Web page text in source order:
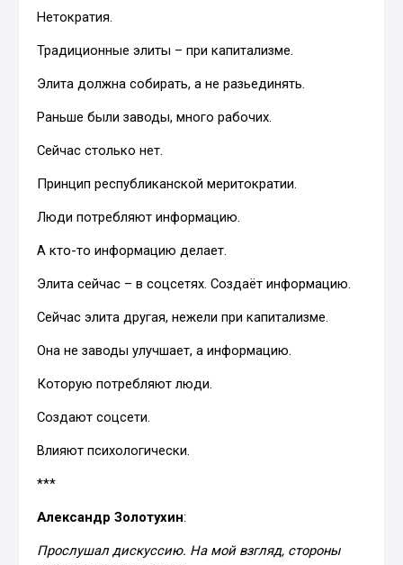
Нетократия.
Традиционные элиты – при капитализме.
Элита должна собирать, а не разьединять.
Раньше были заводы, много рабочих.
Сейчас столько нет.
Принцип республиканской меритократии.
Люди потребляют информацию.
А кто-то информацию делает.
Элита сейчас – в соцсетях. Создаёт информацию.
Сейчас элита другая, нежели при капитализме.
Она не заводы улучшает, а информацию.
Которую потребляют люди.
Создают соцсети.
Влияют психологически.
***
Александр Золотухин:
Прослушал дискуссию. На мой взгляд, стороны